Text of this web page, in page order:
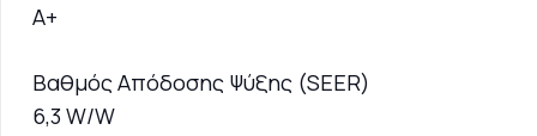
A+
Βαθμός Απόδοσης Ψύξης (SEER)
6,3 W/W